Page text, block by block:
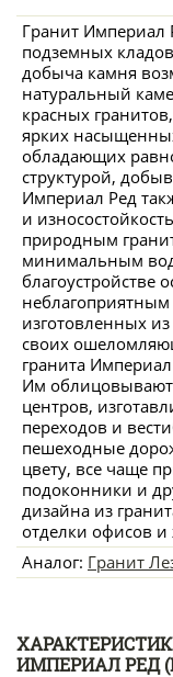
Гранит Империал
подземных
добыча камня
натуральный
красных
ярких
обладающих
структурой,
Империал Ред
и
природным
минимальным
благоустройстве
изготовленных из
своих
гранита
Им
центров,
переходов и
пешеходные
цвету, все чаще
подоконники и
дизайна из
отделки офисов
Аналог: Гранит
ИМПЕРИАЛ РЕД